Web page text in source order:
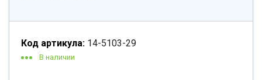
Код артикула: 14-5103-29
В наличии